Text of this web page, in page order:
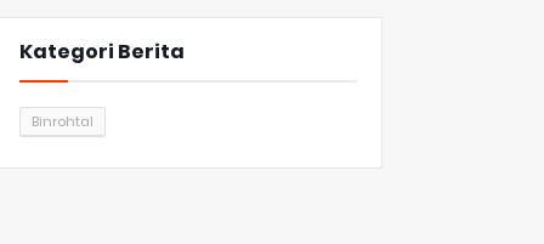
Kategori Berita
Binrohtal